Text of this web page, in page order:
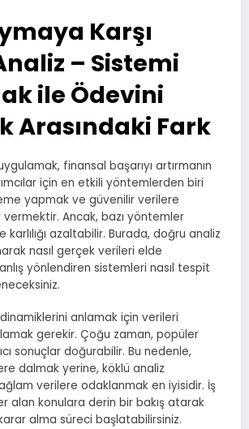
Karşı
– Sistemi
ile Ödevini
Arasındaki Fark
finansal başarıyı artırmanın
için en etkili yöntemlerden biri
yapmak ve güvenilir verilere
Ancak, bazı yöntemler
karlılığı azaltabilir. Burada, doğru analiz
nasıl gerçek verileri elde
yönlendiren sistemleri nasıl tespit
anlamak için verileri
gerekir. Çoğu zaman, popüler
sonuçlar doğurabilir. Bu nedenle,
dalmak yerine, köklü analiz
verilere odaklanmak en iyisidir. İş
alan konulara derin bir bakış atarak
alma süreci başlatabilirsiniz.